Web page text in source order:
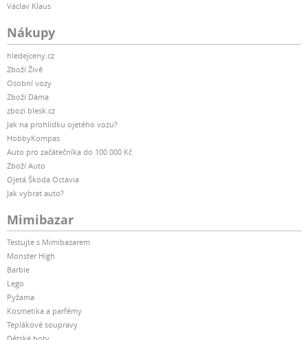
Václav Klaus
Nákupy
hledejceny.cz
Zboží Živě
Osobní vozy
Zboží Dáma
zbozi.blesk.cz
Jak na prohlídku ojetého vozu?
HobbyKompas
Auto pro začátečníka do 100 000 Kč
Zboží Auto
Ojetá Škoda Octavia
Jak vybrat auto?
Mimibazar
Testujte s Mimibazarem
Monster High
Barbie
Lego
Pyžama
Kosmetika a parfémy
Teplákové soupravy